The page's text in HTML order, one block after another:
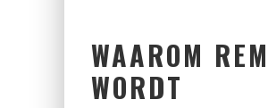
WAAROM
WORDT